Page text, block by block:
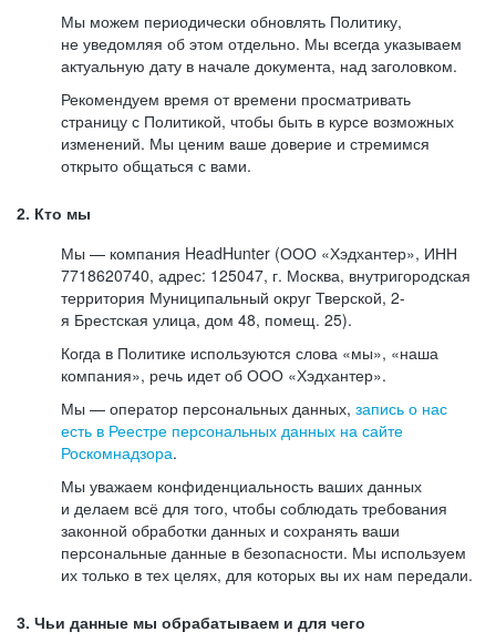
Мы можем периодически обновлять Политику,
не уведомляя об этом отдельно. Мы всегда указываем
актуальную дату в начале документа, над заголовком.
Рекомендуем время от времени просматривать
страницу с Политикой, чтобы быть в курсе возможных
изменений. Мы ценим ваше доверие и стремимся
открыто общаться с вами.
2. Кто мы
Мы — компания HeadHunter (ООО «Хэдхантер», ИНН
7718620740, адрес: 125047, г. Москва, внутригородская
территория Муниципальный округ Тверской, 2-
я Брестская улица, дом 48, помещ. 25).
Когда в Политике используются слова «мы», «наша
компания», речь идет об ООО «Хэдхантер».
Мы — оператор персональных данных, запись о нас
есть в Реестре персональных данных на сайте
Роскомнадзора.
Мы уважаем конфиденциальность ваших данных
и делаем всё для того, чтобы соблюдать требования
законной обработки данных и сохранять ваши
персональные данные в безопасности. Мы используем
их только в тех целях, для которых вы их нам передали.
3. Чьи данные мы обрабатываем и для чего